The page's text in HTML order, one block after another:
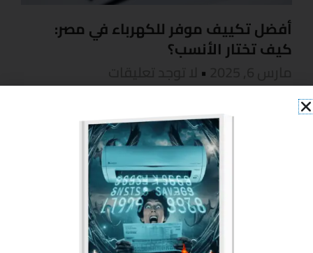
أفضل تكييف موفر للكهرباء في مصر:
كيف تختار الأنسب؟
أفضل تكييف موفر للكهرباء في مصر: كيف تختار الأنسب؟
مع ارتفاع درجات الحرارة وزيادة فواتير الكهرباء، أصبح
البحث عن أفضل تكييف موفر للكهرباء في